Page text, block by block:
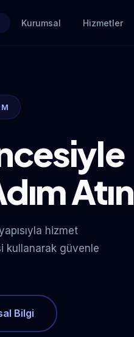
Kurumsal Hizmetler
Atın
hizmet
kullanarak güvenle
Bilgi